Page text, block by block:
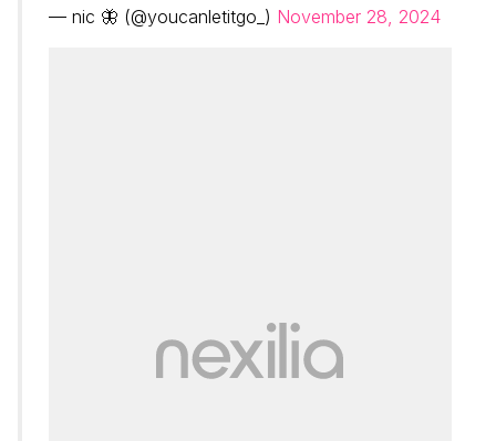
— nic 🦋 (@youcanletitgo_) November 28, 2024